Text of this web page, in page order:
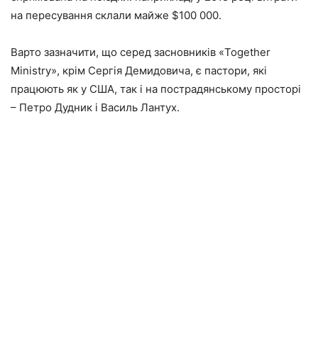
на пересування склали майже $100 000.
Варто зазначити, що серед засновників «Together
Ministry», крім Сергія Демидовича, є пастори, які
працюють як у США, так і на пострадянському просторі
– Петро Дудник і Василь Лантух.